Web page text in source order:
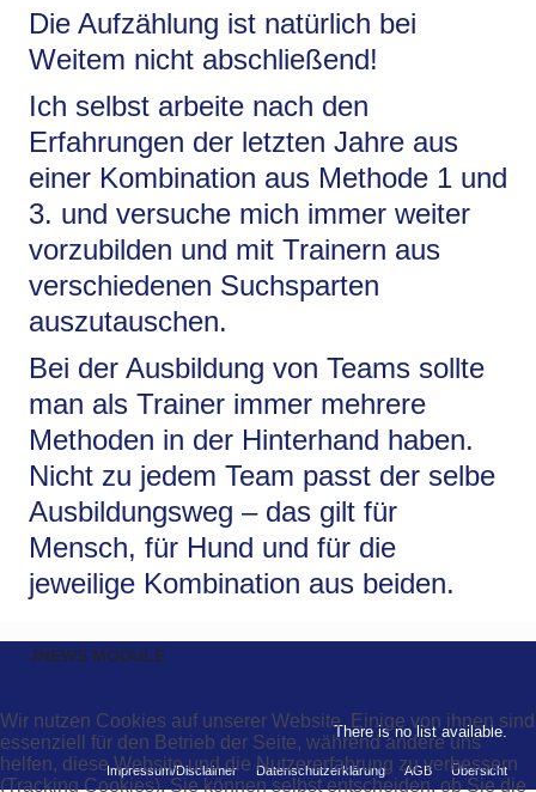
Die Aufzählung ist natürlich bei
Weitem nicht abschließend!
Ich selbst arbeite nach den
Erfahrungen der letzten Jahre aus
einer Kombination aus Methode 1 und
3. und versuche mich immer weiter
vorzubilden und mit Trainern aus
verschiedenen Suchsparten
auszutauschen.
Bei der Ausbildung von Teams sollte
man als Trainer immer mehrere
Methoden in der Hinterhand haben.
Nicht zu jedem Team passt der selbe
Ausbildungsweg – das gilt für
Mensch, für Hund und für die
jeweilige Kombination aus beiden.
JNEWS MODULE
There is no list available.
Impressum/Disclaimer Datenschutzerklärung AGB Übersicht
Wir nutzen Cookies auf unserer Website. Einige von ihnen sind
essenziell für den Betrieb der Seite, während andere uns
helfen, diese Website und die Nutzererfahrung zu verbessern
(Tracking Cookies). Sie können selbst entscheiden, ob Sie die